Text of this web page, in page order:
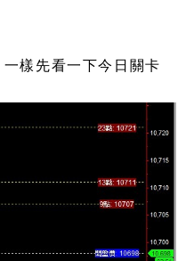
樣先看一下今日關卡